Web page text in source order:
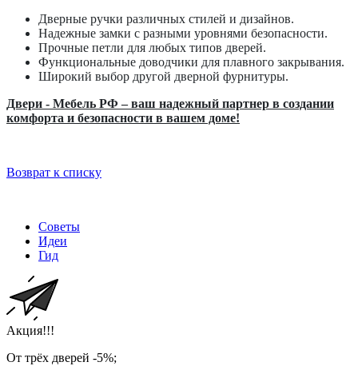
Дверные ручки различных стилей и дизайнов.
Надежные замки с разными уровнями безопасности.
Прочные петли для любых типов дверей.
Функциональные доводчики для плавного закрывания.
Широкий выбор другой дверной фурнитуры.
Двери - Мебель РФ – ваш надежный партнер в создании
комфорта и безопасности в вашем доме!
Возврат к списку
Советы
Идеи
Гид
Акция!!!
От трёх дверей -5%;